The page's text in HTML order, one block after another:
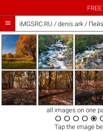
 iMGSRC.RU / denis.ark/
all images on one
    
Tap the image